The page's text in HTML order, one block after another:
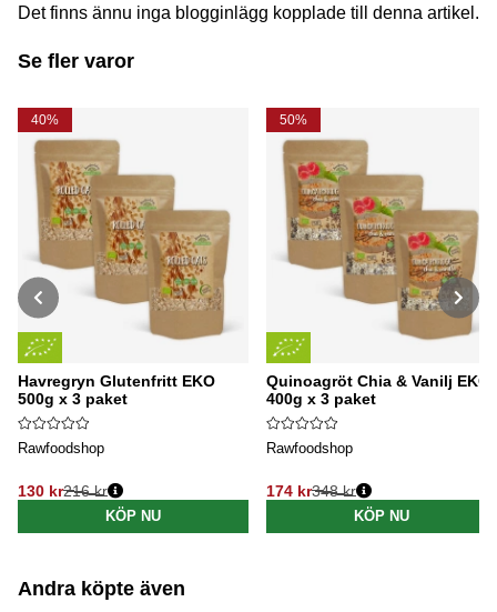
Det finns ännu inga blogginlägg kopplade till denna artikel.
Se fler varor
40%
Havregryn Glutenfritt EKO
500g x 3 paket
Rawfoodshop
130 kr
Ordinarie pris:
216 kr
KÖP NU
50%
Quinoagröt Chia & Vanilj EKO
400g x 3 paket
Rawfoodshop
174 kr
Ordinarie pris:
348 kr
KÖP NU
Andra köpte även